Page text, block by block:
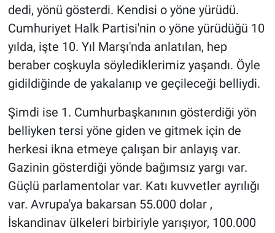
dedi, yönü gösterdi. Kendisi o yöne yürüdü.
Cumhuriyet Halk Partisi'nin o yöne yürüdüğü 10
yılda, işte 10. Yıl Marşı'nda anlatılan, hep
beraber coşkuyla söylediklerimiz yaşandı. Öyle
gidildiğinde de yakalanıp ve geçileceği belliydi.
Şimdi ise 1. Cumhurbaşkanının gösterdiği yön
belliyken tersi yöne giden ve gitmek için de
herkesi ikna etmeye çalışan bir anlayış var.
Gazinin gösterdiği yönde bağımsız yargı var.
Güçlü parlamentolar var. Katı kuvvetler ayrılığı
var. Avrupa'ya bakarsan 55.000 dolar ,
İskandinav ülkeleri birbiriyle yarışıyor, 100.000